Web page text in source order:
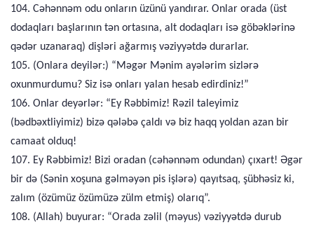
104. Cəhənnəm odu onların üzünü yandırar. Onlar orada (üst
dodaqları başlarının tən ortasına, alt dodaqları isə göbəklərinə
qədər uzanaraq) dişləri ağarmış vəziyyətdə durarlar.
105. (Onlara deyilər:) “Məgər Mənim ayələrim sizlərə
oxunmurdumu? Siz isə onları yalan hesab edirdiniz!”
106. Onlar deyərlər: “Ey Rəbbimiz! Rəzil taleyimiz
(bədbəxtliyimiz) bizə qələbə çaldı və biz haqq yoldan azan bir
camaat olduq!
107. Ey Rəbbimiz! Bizi oradan (cəhənnəm odundan) çıxart! Əgər
bir də (Sənin xoşuna gəlməyən pis işlərə) qayıtsaq, şübhəsiz ki,
zalım (özümüz özümüzə zülm etmiş) olarıq”.
108. (Allah) buyurar: “Orada zəlil (məyus) vəziyyətdə durub